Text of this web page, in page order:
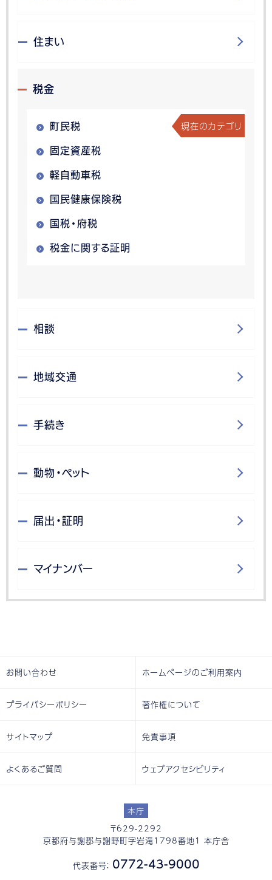
住まい
税金
町民税 現在のカテゴリ
固定資産税
軽自動車税
国民健康保険税
国税・府税
税金に関する証明
相談
地域交通
手続き
動物・ペット
届出・証明
マイナンバー
本庁
〒629-2292
京都府与謝郡与謝野町字岩滝1798番地1 本庁舎
代表番号： 0772-43-9000
お問い合わせ ホームページのご利用案内
プライバシーポリシー 著作権について
サイトマップ 免責事項
よくあるご質問 ウェブアクセシビリティ